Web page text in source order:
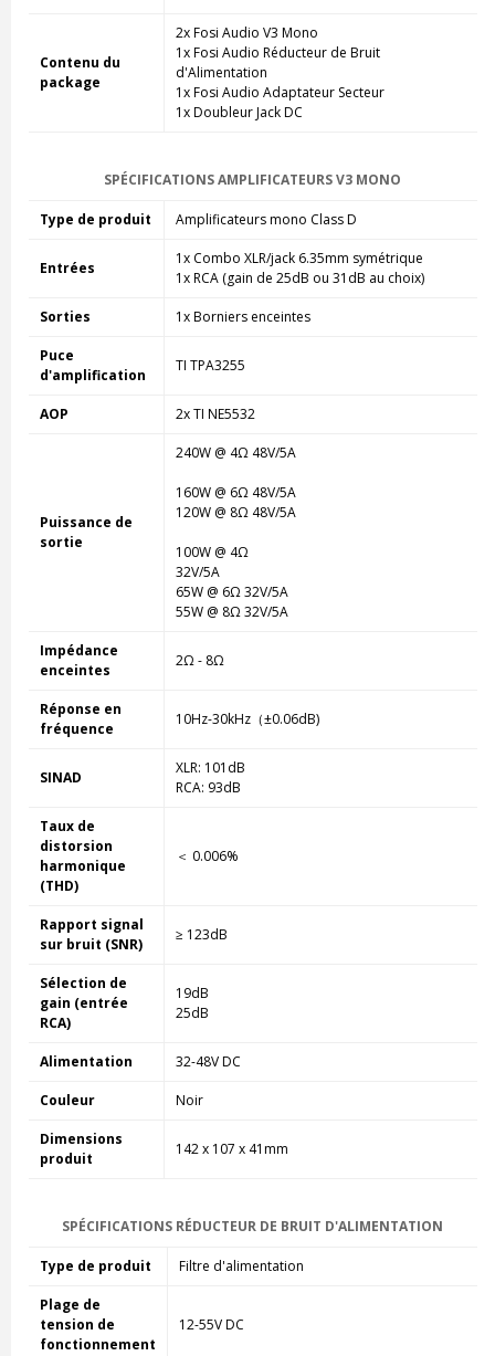
Contenu du
package
2x Fosi Audio V3 Mono
1x Fosi Audio Réducteur de Bruit
d'Alimentation
1x Fosi Audio Adaptateur Secteur
1x Doubleur Jack DC
SPÉCIFICATIONS AMPLIFICATEURS V3 MONO
Type de produit Amplificateurs mono Class D
Entrées
1x Combo XLR/jack 6.35mm symétrique
1x RCA (gain de 25dB ou 31dB au choix)
Sorties 1x Borniers enceintes
Puce
d'amplification
TI TPA3255
AOP 2x TI NE5532
Puissance de
sortie
240W @ 4Ω 48V/5A
160W @ 6Ω 48V/5A
120W @ 8Ω 48V/5A
100W @ 4Ω
32V/5A
65W @ 6Ω 32V/5A
55W @ 8Ω 32V/5A
Impédance
enceintes
2Ω - 8Ω
Réponse en
fréquence
10Hz-30kHz（±0.06dB)
SINAD
XLR: 101dB
RCA: 93dB
Taux de
distorsion
harmonique
(THD)
＜ 0.006%
Rapport signal
sur bruit (SNR)
≥ 123dB
Sélection de
gain (entrée
RCA)
19dB
25dB
Alimentation 32-48V DC
Couleur Noir
Dimensions
produit
142 x 107 x 41mm
SPÉCIFICATIONS RÉDUCTEUR DE BRUIT D'ALIMENTATION
Type de produit Filtre d'alimentation
Plage de
tension de
fonctionnement
12-55V DC